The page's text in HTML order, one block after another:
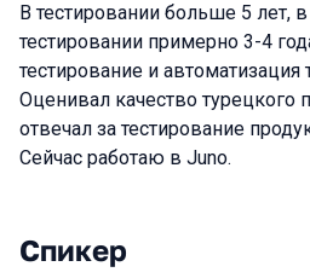
В тестировании больше 5 лет,
тестировании примерно 3-4
тестирование и автоматизация
Оценивал качество турецкого
отвечал за тестирование
Сейчас работаю в Juno.
Спикер